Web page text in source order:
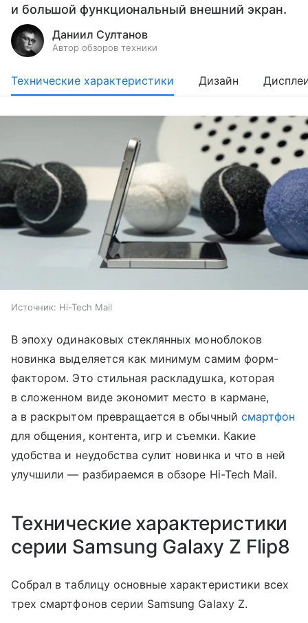
и большой функциональный внешний экран.
Даниил Султанов
Автор обзоров техники
Технические характеристики Дизайн
Источник: Hi-Tech Mail
В эпоху одинаковых стеклянных моноблоков
новинка выделяется как минимум самим форм-
фактором. Это стильная раскладушка, которая
в сложенном виде экономит место в кармане,
а в раскрытом превращается в обычный смартфон
для общения, контента, игр и съемки. Какие
удобства и неудобства сулит новинка и что в ней
улучшили — разбираемся в обзоре Hi-Tech Mail.
Технические характеристики
серии Samsung Galaxy Z Flip8
Собрал в таблицу основные характеристики всех
трех смартфонов серии Samsung Galaxy Z.